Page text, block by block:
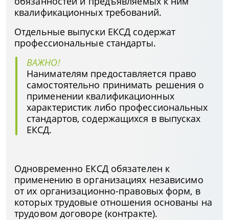
квалификационных требований.
Отдельные выпуски ЕКСД содержат
профессиональные стандарты.
ВАЖНО!
Нанимателям предоставляется право
самостоятельно принимать решения о
применении квалификационных
характеристик либо профессиональных
стандартов, содержащихся в выпусках
ЕКСД.
Одновременно ЕКСД обязателен к
применению в организациях независимо
от их организационно-правовых форм, в
которых трудовые отношения основаны на
трудовом договоре (контракте).